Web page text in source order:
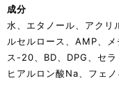
成分
水、エタノール、アクリ
ルセルロース、AMP、
ス-20、BD、DPG、セラ
ヒアルロン酸Na、フェ